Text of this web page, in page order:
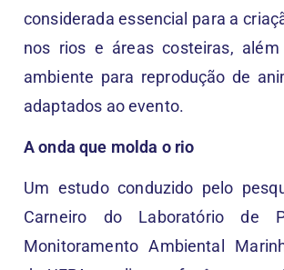
considerada essencial para a
nos rios e áreas costeiras,
ambiente para reprodução de
adaptados ao evento.
A onda que molda o rio
Um estudo conduzido pelo
Carneiro do Laboratório de
Monitoramento Ambiental